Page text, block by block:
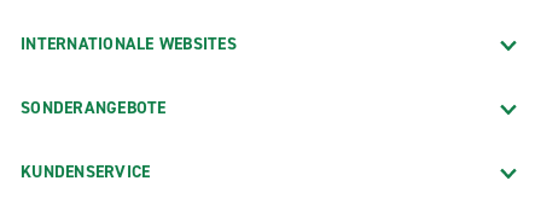
INTERNATIONALE WEBSITES
SONDERANGEBOTE
KUNDENSERVICE